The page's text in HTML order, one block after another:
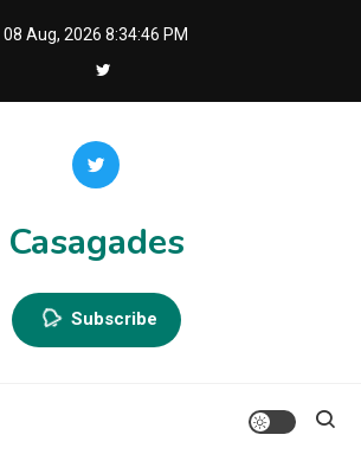
08 Aug, 2026 8:34:47 PM
Casagades
Subscribe